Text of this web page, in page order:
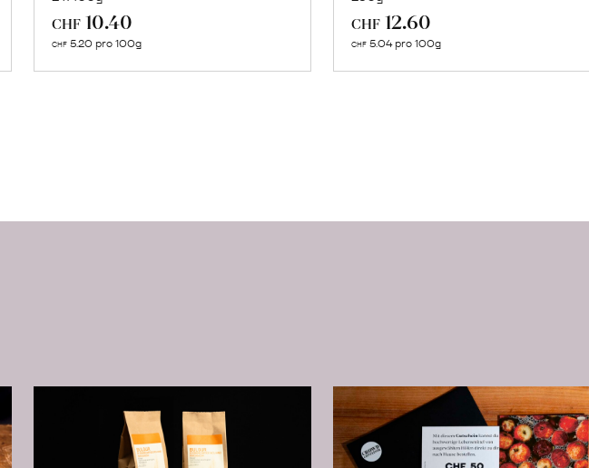
CHF 10.40
CHF 5.20 pro 100g
CHF 12.60
CHF 5.04 pro 100g